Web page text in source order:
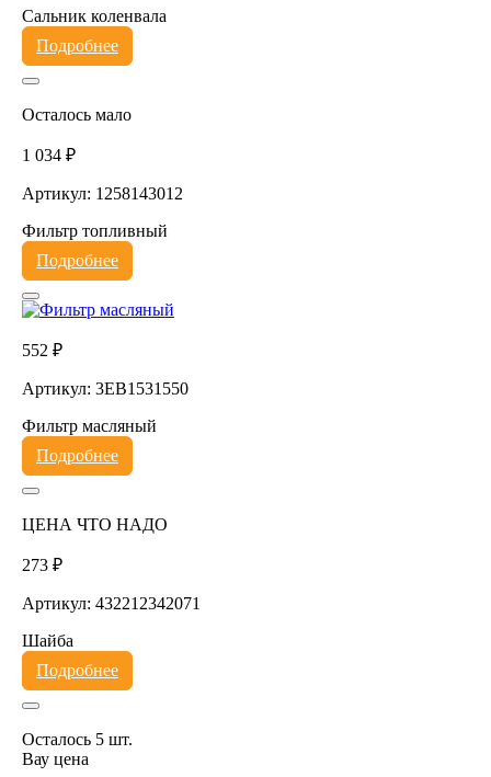
Сальник коленвала
Подробнее
Осталось мало
1 034 ₽
Артикул: 1258143012
Фильтр топливный
Подробнее
552 ₽
Артикул: 3EB1531550
Фильтр масляный
Подробнее
ЦЕНА ЧТО НАДО
273 ₽
Артикул: 432212342071
Шайба
Подробнее
Осталось 5 шт.
Вау цена